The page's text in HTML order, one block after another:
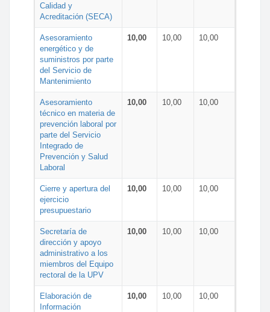
Calidad y
Acreditación (SECA)
Asesoramiento
energético y de
suministros por parte
del Servicio de
Mantenimiento
10,00 10,00 10,00
Asesoramiento
técnico en materia de
prevención laboral por
parte del Servicio
Integrado de
Prevención y Salud
Laboral
10,00 10,00 10,00
Cierre y apertura del
ejercicio
presupuestario
10,00 10,00 10,00
Secretaría de
dirección y apoyo
administrativo a los
miembros del Equipo
rectoral de la UPV
10,00 10,00 10,00
Elaboración de
Información
10,00 10,00 10,00